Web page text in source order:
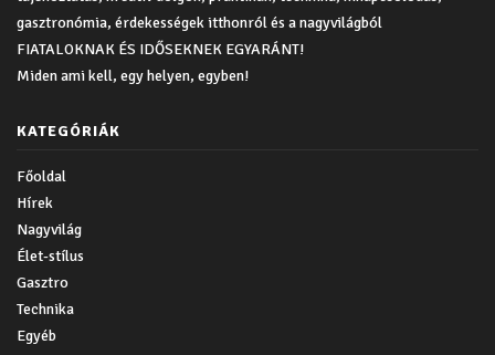
gasztronómia, érdekességek itthonról és a nagyvilágból
FIATALOKNAK ÉS IDŐSEKNEK EGYARÁNT!
Miden ami kell, egy helyen, egyben!
KATEGÓRIÁK
Főoldal
Hírek
Nagyvilág
Élet-stílus
Gasztro
Technika
Egyéb